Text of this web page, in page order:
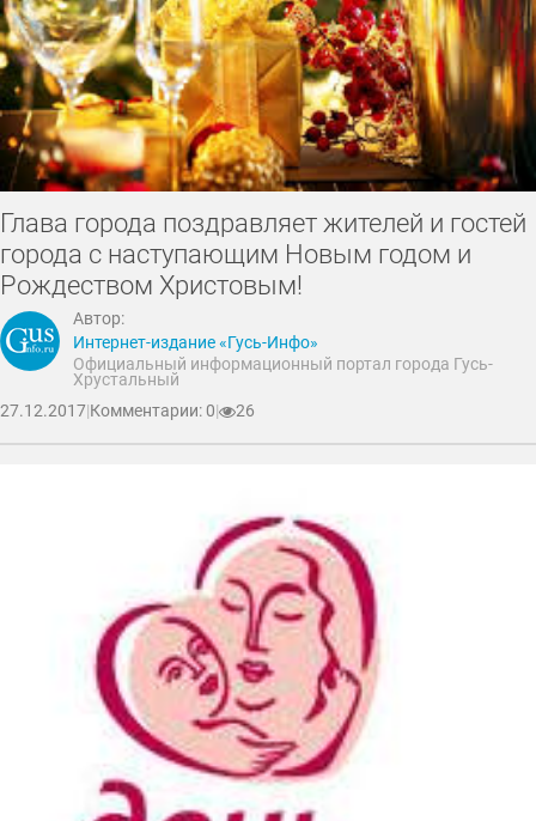
Глава города поздравляет жителей и гостей
города с наступающим Новым годом и
Рождеством Христовым!
Автор:
Интернет-издание «Гусь-Инфо»
Официальный информационный портал города Гусь-
Хрустальный
27.12.2017|Комментарии: 0| 26